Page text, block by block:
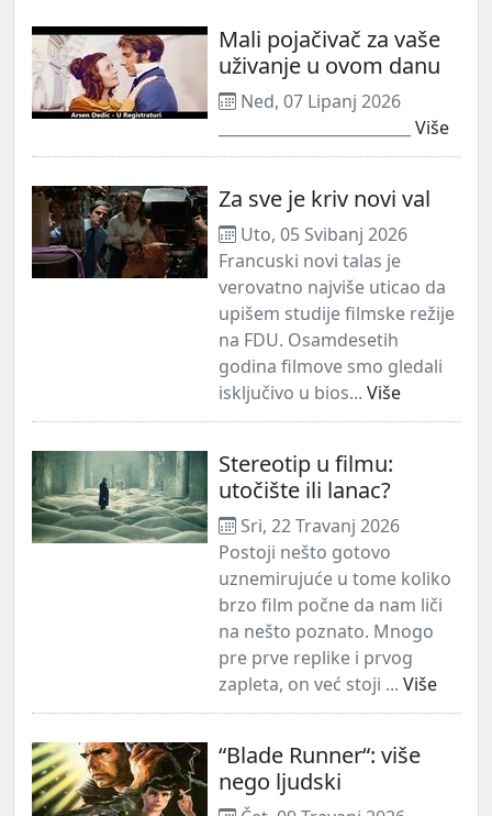
Mali pojačivač za vaše
uživanje u ovom danu
Ned, 07 Lipanj 2026
Više
Za sve je kriv novi val
Uto, 05 Svibanj 2026
Francuski novi talas je
verovatno najviše uticao da
upišem studije filmske režije
na FDU. Osamdesetih
godina filmove smo gledali
isključivo u bios... Više
Stereotip u filmu:
utočište ili lanac?
Sri, 22 Travanj 2026
Postoji nešto gotovo
uznemirujuće u tome koliko
brzo film počne da nam liči
na nešto poznato. Mnogo
pre prve replike i prvog
zapleta, on već stoji ... Više
“Blade Runner“: više
nego ljudski